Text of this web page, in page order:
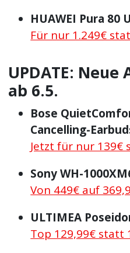
HUAWEI Pura 80
Für nur 1.249€
UPDATE: Neue
ab 6.5.
Bose
Cancelling-
Jetzt für nur 139€
Sony WH-
Von 449€ auf
ULTIMEA
Top 129,99€ statt